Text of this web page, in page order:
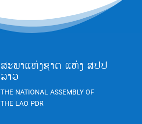
ສະພາແຫ່ງຊາດ ແຫ່ງ ສປປ
ລາວ
THE NATIONAL ASSEMBLY OF
THE LAO PDR